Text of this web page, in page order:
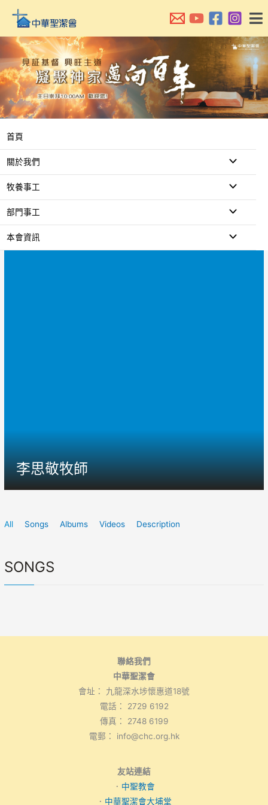
主
內
容
首頁
關於我們
牧養事工
部門事工
本會資訊
李思敬牧師
All Songs Albums Videos Description
SONGS
聯絡我們
中華聖潔會
會址： 九龍深水埗懷惠道18號
電話： 2729 6192
傳真： 2748 6199
電郵： info@chc.org.hk
友站連結
． 中聖教會
． 中華聖潔會大埔堂